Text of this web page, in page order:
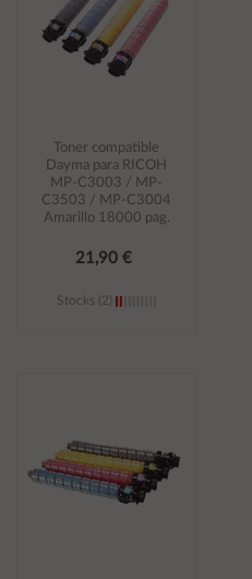
Toner compatible
Dayma para RICOH
MP-C3003 / MP-
C3503 / MP-C3004
Amarillo 18000 pag.
21,90 €
Stocks (2)